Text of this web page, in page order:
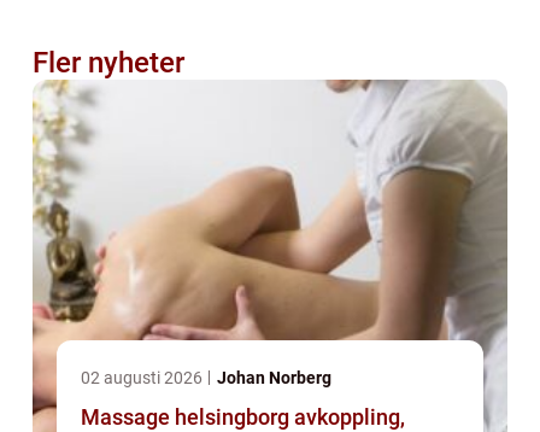
Fler nyheter
02 augusti 2026 Johan Norberg
Massage helsingborg avkoppling,